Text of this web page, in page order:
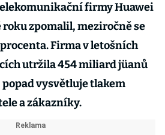
firmy Huawei
zpomalil, meziročně se
procenta. Firma v letošních
utržila 454 miliard jüanů
vysvětluje tlakem
a zákazníky.